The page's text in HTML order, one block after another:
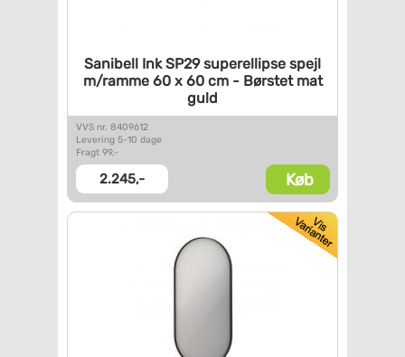
Sanibell Ink SP29 superellipse spejl
m/ramme 60 x 60 cm -Børstet mat
guld
VVS nr. 8409612
Levering 5-10 dage
Fragt 99,-
2.245,- Køb